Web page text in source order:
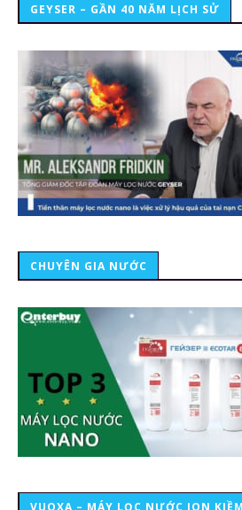
GEYSER – GẦN 40 NĂM LỊCH SỬ
CHUYÊN GIA NƯỚC
VUOXA – MÁY LỌC NƯỚC ION